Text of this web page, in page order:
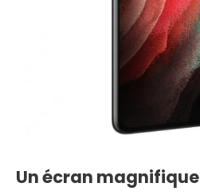
Un écran magnifique